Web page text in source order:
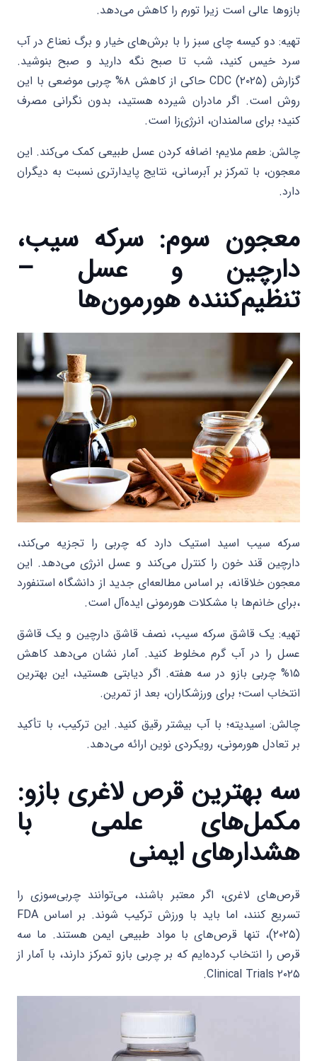
بازوها عالی است زیرا تورم را کاهش می‌دهد.
تهیه: دو کیسه چای سبز را با برش‌های خیار و برگ نعناع در آب
سرد خیس کنید، شب تا صبح نگه دارید و صبح بنوشید.
گزارش CDC (۲۰۲۵) حاکی از کاهش ۸% چربی موضعی با این
روش است. اگر مادران شیرده هستید، بدون نگرانی مصرف
کنید؛ برای سالمندان، انرژی‌زا است.
چالش: طعم ملایم؛ اضافه کردن عسل طبیعی کمک می‌کند. این
معجون، با تمرکز بر آبرسانی، نتایج پایدارتری نسبت به دیگران
دارد.
معجون سوم: سرکه سیب،
دارچین و عسل –
تنظیم‌کننده هورمون‌ها
سرکه سیب اسید استیک دارد که چربی را تجزیه می‌کند،
دارچین قند خون را کنترل می‌کند و عسل انرژی می‌دهد. این
معجون خلاقانه، بر اساس مطالعه‌ای جدید از دانشگاه استنفورد
،برای خانم‌ها با مشکلات هورمونی ایده‌آل است.
تهیه: یک قاشق سرکه سیب، نصف قاشق دارچین و یک قاشق
عسل را در آب گرم مخلوط کنید. آمار نشان می‌دهد کاهش
۱۵% چربی بازو در سه هفته. اگر دیابتی هستید، این بهترین
انتخاب است؛ برای ورزشکاران، بعد از تمرین.
چالش: اسیدیته؛ با آب بیشتر رقیق کنید. این ترکیب، با تأکید
بر تعادل هورمونی، رویکردی نوین ارائه می‌دهد.
سه بهترین قرص لاغری بازو:
مکمل‌های علمی با
هشدارهای ایمنی
قرص‌های لاغری، اگر معتبر باشند، می‌توانند چربی‌سوزی را
تسریع کنند، اما باید با ورزش ترکیب شوند. بر اساس FDA
(۲۰۲۵)، تنها قرص‌های با مواد طبیعی ایمن هستند. ما سه
قرص را انتخاب کرده‌ایم که بر چربی بازو تمرکز دارند، با آمار از
Clinical Trials ۲۰۲۵.